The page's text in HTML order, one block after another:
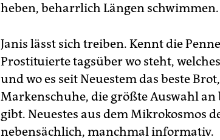
heben, beharrlich Längen schwimmen.
Janis lässt sich treiben. Kennt die
Prostituierte tagsüber wo steht,
und wo es seit Neuestem das beste
Markenschuhe, die größte Auswahl
gibt. Neuestes aus dem Mikrokosmos
nebensächlich, manchmal informativ.